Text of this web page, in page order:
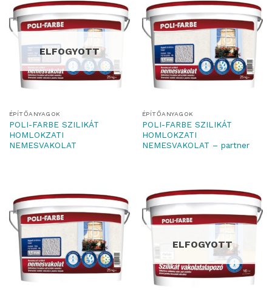
ELFOGYOTT
ÉPÍTŐANYAGOK
POLI-FARBE SZILIKÁT
HOMLOKZATI
NEMESVAKOLAT
ÉPÍTŐANYAGOK
POLI-FARBE SZILIKÁT
HOMLOKZATI
NEMESVAKOLAT – partner
ELFOGYOTT